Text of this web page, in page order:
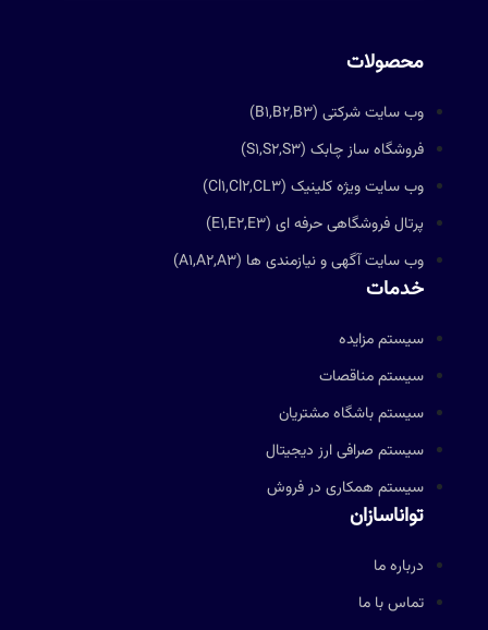
محصولات
وب سایت شرکتی (B1,B2,B3)
فروشگاه ساز چابک (S1,S2,S3)
وب سایت ویژه کلینیک (Cl1,Cl2,CL3)
پرتال فروشگاهی حرفه ای (E1,E2,E3)
وب سایت آگهی و نیازمندی ها (A1,A2,A3)
خدمات
سیستم مزایده
سیستم مناقصات
سیستم باشگاه مشتریان
سیستم صرافی ارز دیجیتال
سیستم همکاری در فروش
تواناسازان
درباره ما
تماس با ما